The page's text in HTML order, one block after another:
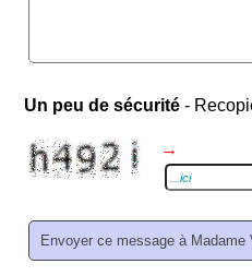
Un peu de sécurité -
→